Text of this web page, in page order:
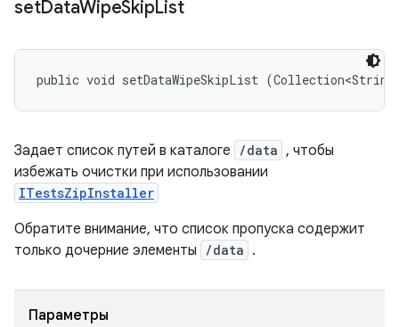
setDataWipeSkipList
public void setDataWipeSkipList
Задает список путей в каталоге /data , чтобы
избежать очистки при использовании
ITestsZipInstaller
Обратите внимание, что список пропуска содержит
только дочерние элементы
/data .
Параметры